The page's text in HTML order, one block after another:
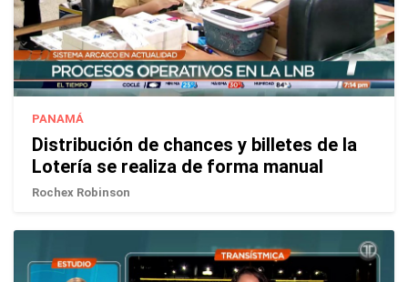
PANAMÁ
Distribución de chances y billetes de la
Lotería se realiza de forma manual
Rochex Robinson